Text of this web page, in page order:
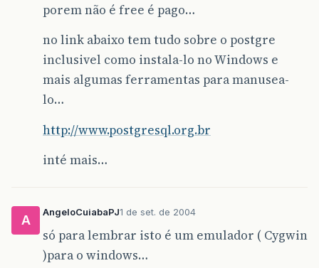
porem não é free é pago…
no link abaixo tem tudo sobre o postgre
inclusivel como instala-lo no Windows e
mais algumas ferramentas para manusea-
lo…
http://www.postgresql.org.br
inté mais…
A
AngeloCuiabaPJ1 de set. de 2004
só para lembrar isto é um emulador ( Cygwin
)para o windows…